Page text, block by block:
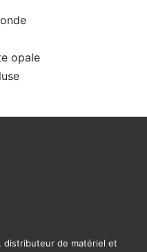
opale
distributeur de matériel et